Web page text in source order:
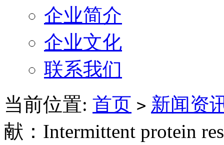
企业简介
企业文化
联系我们
当前位置: 首页 > 新闻资
献：Intermittent protein